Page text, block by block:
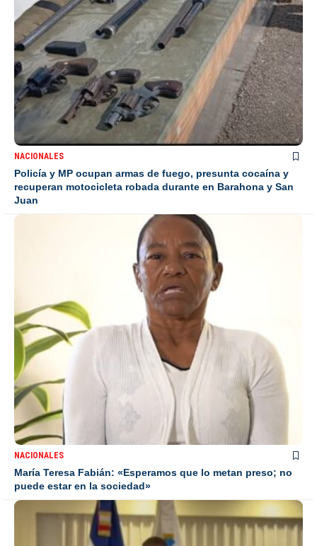
NACIONALES
Policía y MP ocupan armas de fuego, presunta cocaína y
recuperan motocicleta robada durante en Barahona y San
Juan
NACIONALES
María Teresa Fabián: «Esperamos que lo metan preso; no
puede estar en la sociedad»